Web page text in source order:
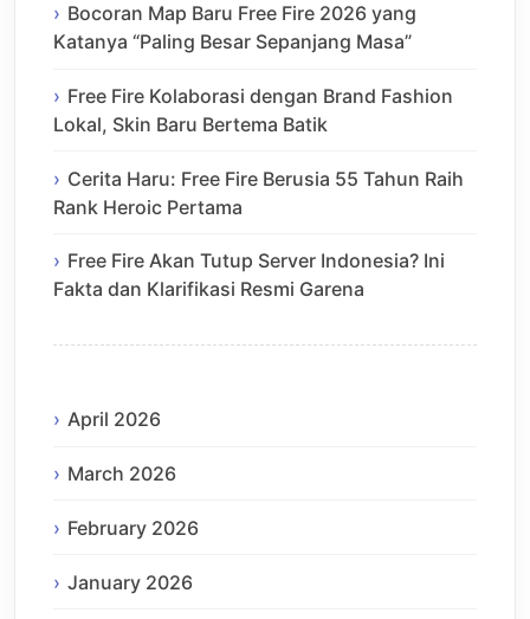
Bocoran Map Baru Free Fire 2026 yang
Katanya “Paling Besar Sepanjang Masa”
Free Fire Kolaborasi dengan Brand Fashion
Lokal, Skin Baru Bertema Batik
Cerita Haru: Free Fire Berusia 55 Tahun Raih
Rank Heroic Pertama
Free Fire Akan Tutup Server Indonesia? Ini
Fakta dan Klarifikasi Resmi Garena
April 2026
March 2026
February 2026
January 2026